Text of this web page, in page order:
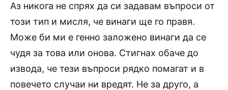
Аз никога не спрях да си задавам въпроси от
този тип и мисля, че винаги ще го правя.
Може би ми е генно заложено винаги да се
чудя за това или онова. Стигнах обаче до
извода, че тези въпроси рядко помагат и в
повечето случаи ни вредят. Не за друго, а